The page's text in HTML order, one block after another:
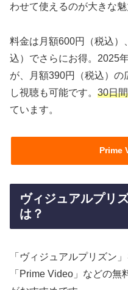
わせて使えるのが大きな魅
料金は月額600円（税込）
込）でさらにお得。2025
が、月額390円（税込）の
し視聴も可能です。 30日
ています。
Prime
ヴィジュアルプリ
は？
「ヴィジュアルプリズン
「Prime Video」などの